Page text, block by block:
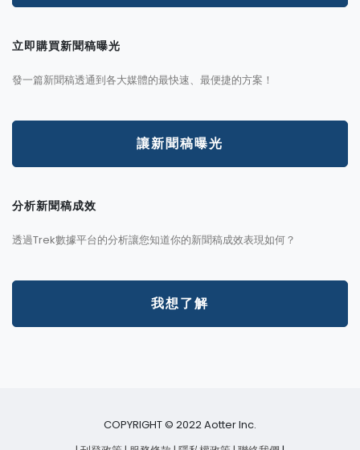
立即購買新聞稿曝光
發一篇新聞稿透通到各大媒體的最快速、最便捷的方案！
讓新聞稿曝光
分析新聞稿成效
透過Trek數據平台的分析讓您知道你的新聞稿成效表現如何？
我想了解
COPYRIGHT © 2022 Aotter Inc.